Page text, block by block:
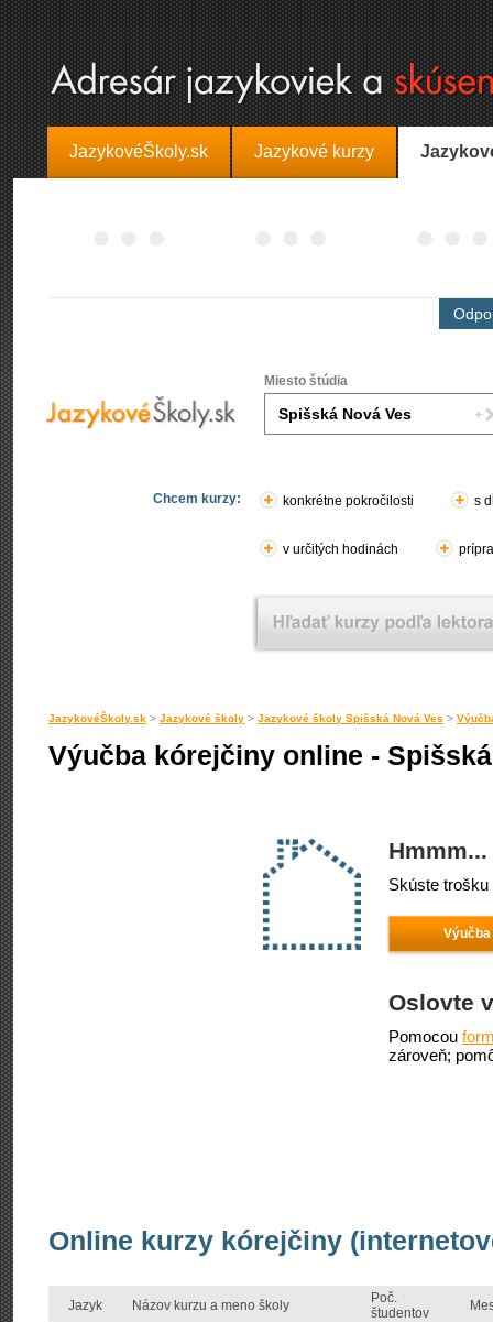
JazykovéŠkoly.sk Jazykové kurzy
Miesto štúdia
Chcem kurzy: konkrétne pokročilosti s
v určitých hodinách
JazykovéŠkoly.sk > Jazykové školy > Jazykové školy Spišská Nová Ves >
Výučba kórejčiny online -
Skúste
Oslovte
Pomocou
zároveň;
Online kurzy kórejčiny
Jazyk Názov kurzu a meno školy
Poč.
študentov